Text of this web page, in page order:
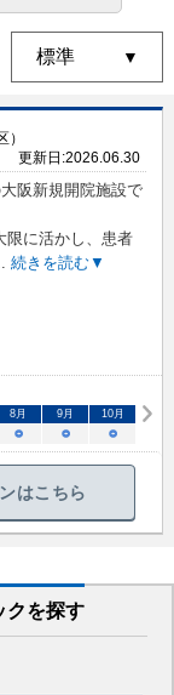
）
更新日:2026.06.30
阪新規開院施設で
限に活かし、患者
続きを読む▼
8月 9月 10月
○ ○ ○
はこちら
クを探す